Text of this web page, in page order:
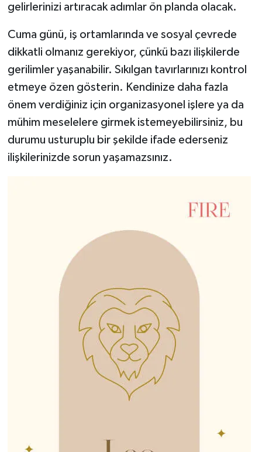
gelirlerinizi artıracak adımlar ön planda olacak.
Cuma günü, iş ortamlarında ve sosyal çevrede
dikkatli olmanız gerekiyor, çünkü bazı ilişkilerde
gerilimler yaşanabilir. Sıkılgan tavırlarınızı kontrol
etmeye özen gösterin. Kendinize daha fazla
önem verdiğiniz için organizasyonel işlere ya da
mühim meselelere girmek istemeyebilirsiniz, bu
durumu usturuplu bir şekilde ifade ederseniz
ilişkilerinizde sorun yaşamazsınız.